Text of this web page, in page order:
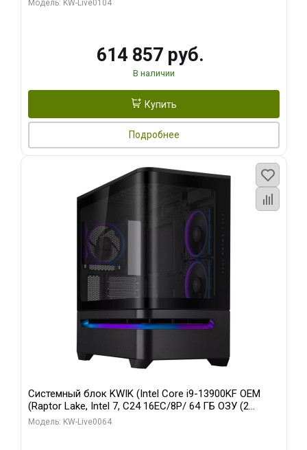
Модель: KW-Live0104
614 857 руб.
В наличии
Купить
Подробнее
Системный блок KWIK (Intel Core i9-13900KF OEM
(Raptor Lake, Intel 7, C24 16EC/8P/ 64 ГБ ОЗУ (2
модуля)/ ASUS RTX5080 PROART OC 16GB GDDR7
Модель: KW-Live0064